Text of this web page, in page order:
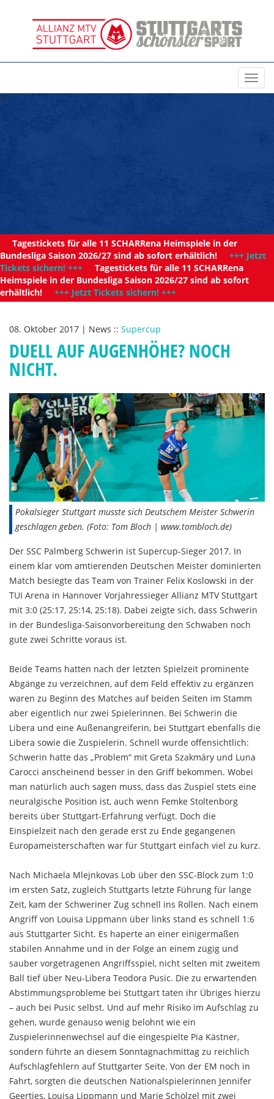
11
Tagestickets für alle 11 SCHARRena Heimspiele in der
Bundesliga Saison 2026/27 sind ab sofort erhältlich! +++ Jetzt
Tickets sichern! +++ Tagestickets für alle 11 SCHARRena
Heimspiele in der Bundesliga Saison 2026/27 sind ab sofort
erhältlich! +++ Jetzt Tickets sichern! +++
08. Oktober 2017 | News :: Supercup
DUELL AUF AUGENHÖHE? NOCH
NICHT.
Pokalsieger Stuttgart musste sich Deutschem Meister Schwerin
geschlagen geben. (Foto: Tom Bloch | www.tombloch.de)
Der SSC Palmberg Schwerin ist Supercup-Sieger 2017. In
einem klar vom amtierenden Deutschen Meister dominierten
Match besiegte das Team von Trainer Felix Koslowski in der
TUI Arena in Hannover Vorjahressieger Allianz MTV Stuttgart
mit 3:0 (25:17, 25:14, 25:18). Dabei zeigte sich, dass Schwerin
in der Bundesliga-Saisonvorbereitung den Schwaben noch
gute zwei Schritte voraus ist.
Beide Teams hatten nach der letzten Spielzeit prominente
Abgänge zu verzeichnen, auf dem Feld effektiv zu ergänzen
waren zu Beginn des Matches auf beiden Seiten im Stamm
aber eigentlich nur zwei Spielerinnen. Bei Schwerin die
Libera und eine Außenangreiferin, bei Stuttgart ebenfalls die
Libera sowie die Zuspielerin. Schnell wurde offensichtlich:
Schwerin hatte das „Problem“ mit Greta Szakmáry und Luna
Carocci anscheinend besser in den Griff bekommen. Wobei
man natürlich auch sagen muss, dass das Zuspiel stets eine
neuralgische Position ist, auch wenn Femke Stoltenborg
bereits über Stuttgart-Erfahrung verfügt. Doch die
Einspielzeit nach den gerade erst zu Ende gegangenen
Europameisterschaften war für Stuttgart einfach viel zu kurz.
Nach Michaela Mlejnkovas Lob über den SSC-Block zum 1:0
im ersten Satz, zugleich Stuttgarts letzte Führung für lange
Zeit, kam der Schweriner Zug schnell ins Rollen. Nach einem
Angriff von Louisa Lippmann über links stand es schnell 1:6
aus Stuttgarter Sicht. Es haperte an einer einigermaßen
stabilen Annahme und in der Folge an einem zügig und
sauber vorgetragenen Angriffsspiel, nicht selten mit zweitem
Ball tief über Neu-Libera Teodora Pusic. Die zu erwartenden
Abstimmungsprobleme bei Stuttgart taten ihr Übriges hierzu
– auch bei Pusic selbst. Und auf mehr Risiko im Aufschlag zu
gehen, wurde genauso wenig belohnt wie ein
Zuspielerinnenwechsel auf die eingespielte Pia Kästner,
sondern führte an diesem Sonntagnachmittag zu reichlich
Aufschlagfehlern auf Stuttgarter Seite. Von der EM noch in
Fahrt, sorgten die deutschen Nationalspielerinnen Jennifer
Geerties, Louisa Lippmann und Marie Schölzel mit zwei